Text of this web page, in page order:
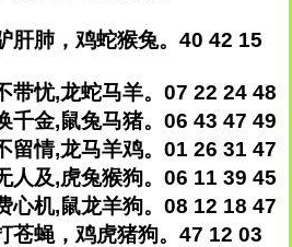
肝肺，鸡蛇猴兔。40 42 15
带忧,龙蛇马羊。07 22 24 48
千金,鼠兔马猪。06 43 47 49
留情,龙马羊鸡。01 26 31 47
人及,虎兔猴狗。06 11 39 45
心机,鼠龙羊狗。08 12 18 47
苍蝇，鸡虎猪狗。47 12 03